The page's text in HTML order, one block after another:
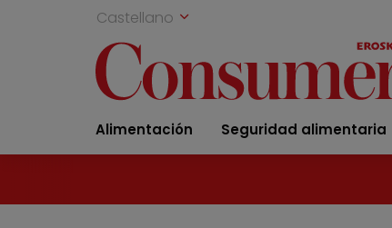
Castellano
Alimentación Seguridad alimentaria